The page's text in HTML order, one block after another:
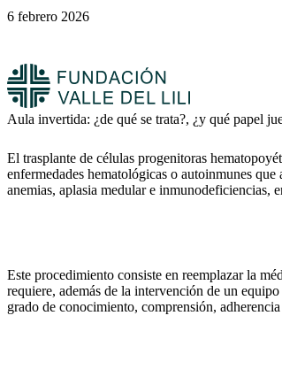
6 febrero 2026
Aula invertida: ¿de qué se trata?, ¿y qué papel
El trasplante de células progenitoras
enfermedades hematológicas o autoinmunes
anemias, aplasia medular e inmunodeficiencias,
Este procedimiento consiste en reemplazar la
requiere, además de la intervención de un
grado de conocimiento, comprensión,